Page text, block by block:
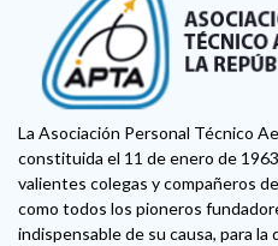
La Asociación Personal Técnico
constituida el 11 de enero de
valientes colegas y compañeros
como todos los pioneros
indispensable de su causa, para